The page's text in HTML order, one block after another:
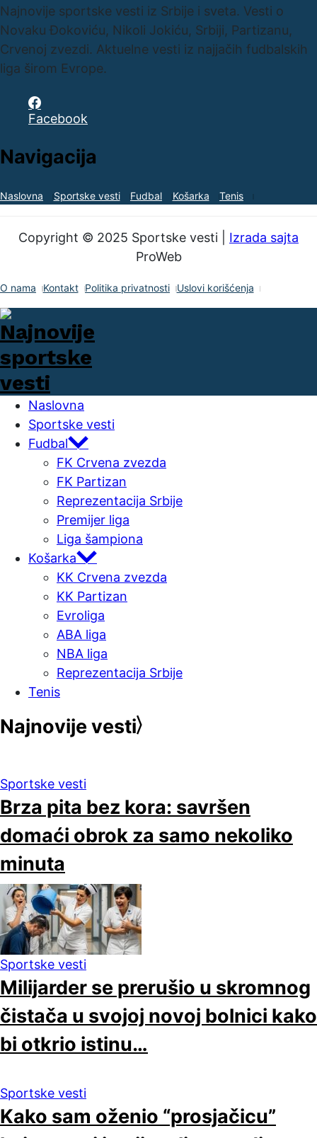
Najnovije sportske vesti iz Srbije i sveta. Vesti o
Novaku Đokoviću, Nikoli Jokiću, Srbiji, Partizanu,
Crvenoj zvezdi. Aktuelne vesti iz najjačih fudbalskih
liga širom Evrope.
Facebook
Navigacija
Naslovna Sportske vesti Fudbal Košarka Tenis
Copyright © 2025 Sportske vesti | Izrada sajta
ProWeb
O nama Kontakt Politika privatnosti Uslovi korišćenja
Naslovna
Sportske vesti
Fudbal
FK Crvena zvezda
FK Partizan
Reprezentacija Srbije
Premijer liga
Liga šampiona
Košarka
KK Crvena zvezda
KK Partizan
Evroliga
ABA liga
NBA liga
Reprezentacija Srbije
Tenis
Najnovije vesti
Sportske vesti
Brza pita bez kora: savršen
domaći obrok za samo nekoliko
minuta
Sportske vesti
Milijarder se prerušio u skromnog
čistača u svojoj novoj bolnici kako
bi otkrio istinu…
Sportske vesti
Kako sam oženio “prosjačicu”